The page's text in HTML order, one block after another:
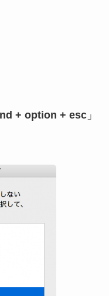
+ option + esc」